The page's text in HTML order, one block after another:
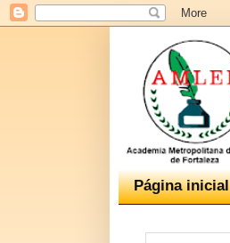
Página inicial